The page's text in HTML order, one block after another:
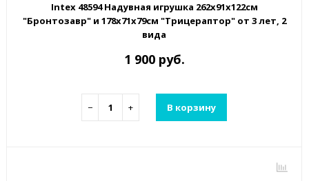
Intex 48594 Надувная игрушка 262х91х122см
"Бронтозавр" и 178х71х79см "Трицераптор" от 3 лет, 2
вида
1 900 руб.
− + В корзину